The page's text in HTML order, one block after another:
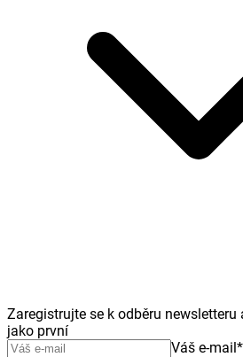
Zaregistrujte se k odběru
jako první
Váš e-mail*